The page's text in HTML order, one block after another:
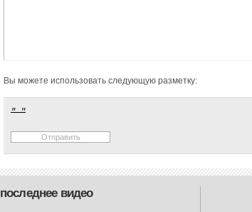
Вы можете использовать следующую разметку:
последнее видео